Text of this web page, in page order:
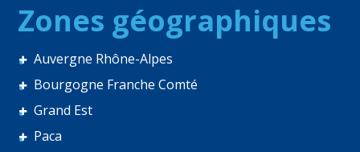
Zones géographiques
Auvergne Rhône-Alpes
Bourgogne Franche Comté
Grand Est
Paca